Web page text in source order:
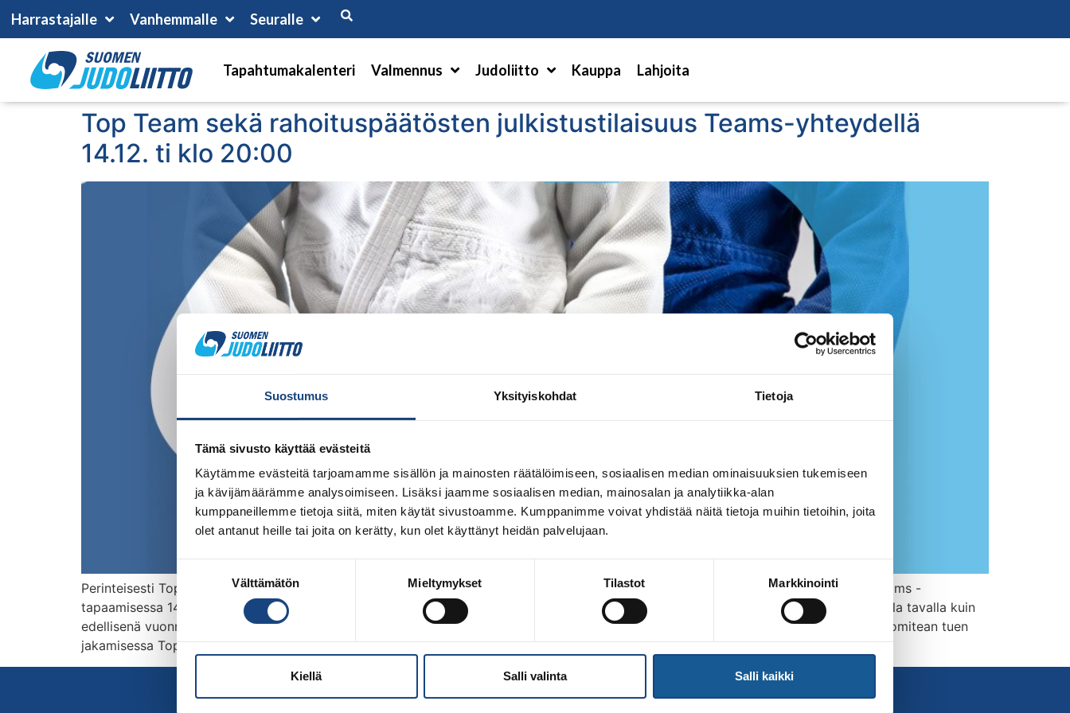
Suostumus Yksityiskohdat Tietoja
Tämä sivusto käyttää evästeitä
Käytämme evästeitä tarjoamamme sisällön ja mainosten räätälöimiseen, sosiaalisen median ominaisuuksien tukemiseen
ja kävijämäärämme analysoimiseen. Lisäksi jaamme sosiaalisen median, mainosalan ja analytiikka-alan
kumppaneillemme tietoja siitä, miten käytät sivustoamme. Kumppanimme voivat yhdistää näitä tietoja muihin tietoihin, joita
olet antanut heille tai joita on kerätty, kun olet käyttänyt heidän palvelujaan.
valinta
Välttämätön Mieltymykset Tilastot Markkinointi
Kiellä Salli valinta Salli kaikki
Harrastajalle Vanhemmalle Seuralle
Tapahtumakalenteri Valmennus Judoliitto Kauppa Lahjoita
Top Team sekä rahoituspäätösten julkistustilaisuus Teams-yhteydellä
14.12. ti klo 20:00
Perinteisesti Top Team sekä tukipäätökset on julkistettu joululeirillä. Nyt tiedotustilaisuus päätöksistä ja niiden perusteista tehdään Teams -
tapaamisessa 14.12. klo 20:00. Judoliiton tuen jakamisessa noudatetaan kilpailumenestykseen perustuvaa pistelaskujärjestelmää samalla tavalla kuin
edellisenä vuonna. Top Teamiin valittujen urheilijoiden kohdalla menestykseen perustuvat pisteet lasketaan kaksinkertaisina. Olympiakomitean tuen
jakamisessa Top Teamiin valituille urheilijoille huomioidaan tukipäätöksen ehdot tuen kohdentamisessa. Eri […]